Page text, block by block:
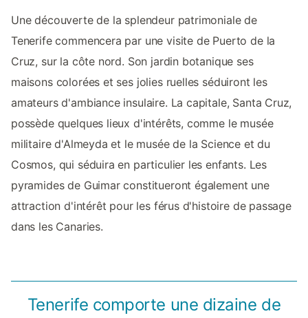
Une découverte de la splendeur patrimoniale de
Tenerife commencera par une visite de Puerto de la
Cruz, sur la côte nord. Son jardin botanique ses
maisons colorées et ses jolies ruelles séduiront les
amateurs d'ambiance insulaire. La capitale, Santa Cruz,
possède quelques lieux d'intérêts, comme le musée
militaire d'Almeyda et le musée de la Science et du
Cosmos, qui séduira en particulier les enfants. Les
pyramides de Guimar constitueront également une
attraction d'intérêt pour les férus d'histoire de passage
dans les Canaries.
Tenerife comporte une dizaine de